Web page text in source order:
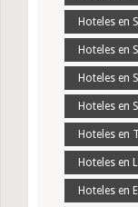
Hoteles en
Hoteles en
Hoteles en
Hoteles en
Hoteles en
Hoteles en
Hoteles en